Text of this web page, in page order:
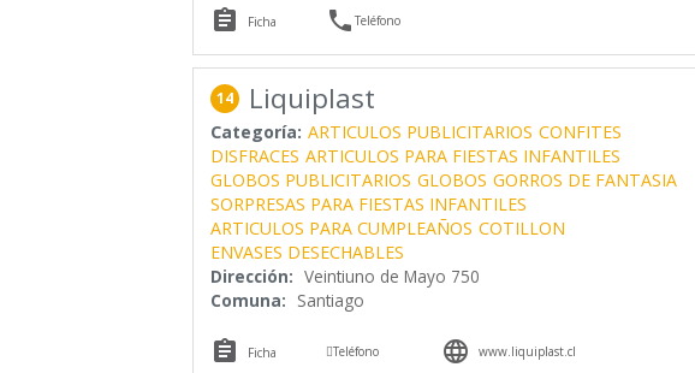
 Ficha Teléfono
14 Liquiplast
Categoría: ARTICULOS PUBLICITARIOS CONFITES
DISFRACES ARTICULOS PARA FIESTAS INFANTILES
GLOBOS PUBLICITARIOS GLOBOS GORROS DE FANTASIA
SORPRESAS PARA FIESTAS INFANTILES
ARTICULOS PARA CUMPLEAÑOS COTILLON
ENVASES DESECHABLES
Dirección: Veintiuno de Mayo 750
Comuna: Santiago
 Ficha Teléfono  www.liquiplast.cl